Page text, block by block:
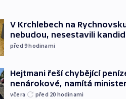
V Krchlebech na
nebudou, nesestavili
před 9hodinami
Hejtmani řeší chybějící
nenárokové, namítá
včera před 20 hodinami